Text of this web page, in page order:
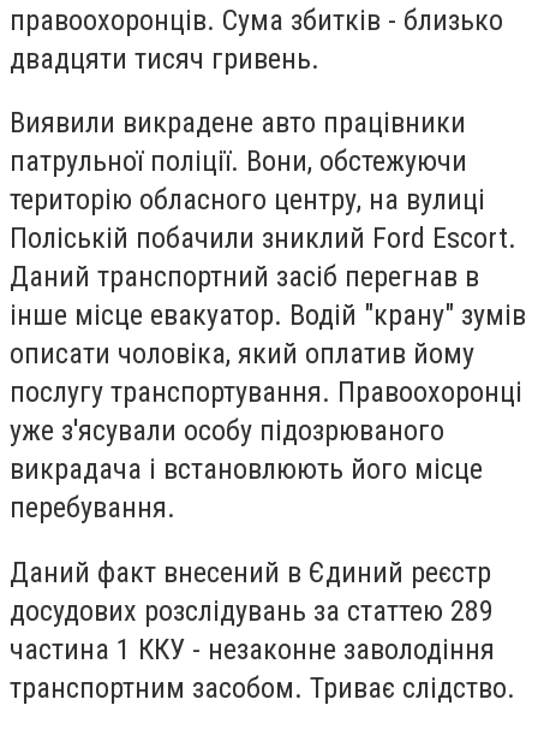
правоохоронців. Сума збитків - близько
двадцяти тисяч гривень.
Виявили викрадене авто працівники
патрульної поліції. Вони, обстежуючи
територію обласного центру, на вулиці
Поліській побачили зниклий Ford Escort.
Даний транспортний засіб перегнав в
інше місце евакуатор. Водій "крану" зумів
описати чоловіка, який оплатив йому
послугу транспортування. Правоохоронці
уже з'ясували особу підозрюваного
викрадача і встановлюють його місце
перебування.
Даний факт внесений в Єдиний реєстр
досудових розслідувань за статтею 289
частина 1 ККУ - незаконне заволодіння
транспортним засобом. Триває слідство.